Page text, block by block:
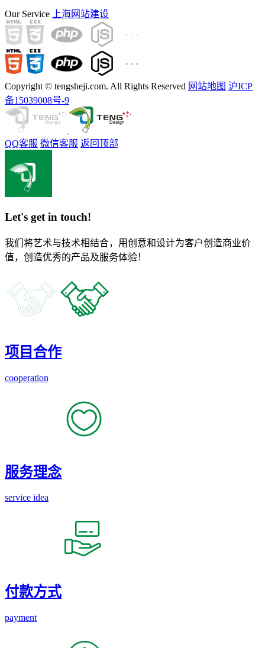
Our Service 上海网站建设
Copyright © tengsheji.com. All Rights Reserved 网站地图 沪ICP
备15039008号-9
QQ客服 微信客服 返回顶部
Let's get in touch!
我们将艺术与技术相结合，用创意和设计为客户创造商业价
值，创造优秀的产品及服务体验！
项目合作
cooperation
服务理念
service idea
付款方式
payment